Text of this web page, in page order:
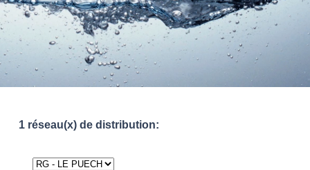
1 réseau(x) de distribution: